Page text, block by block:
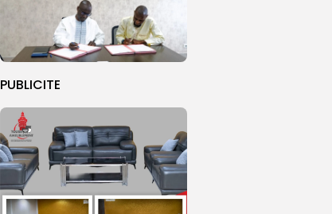
PUBLICITE